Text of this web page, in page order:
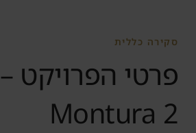
סקירה כללית
פרטי הפרויקט –
Montura 2